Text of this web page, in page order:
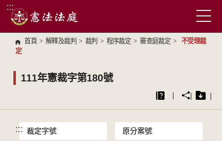
跳到主要內容區塊
:::
首頁 > 解釋及裁判 > 裁判 > 程序裁定 > 審查庭裁定 >
不受理裁
定
111年憲裁字第180號
::: 裁定字號 原分案號